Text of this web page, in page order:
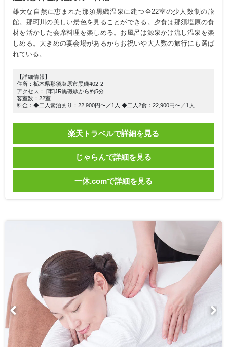
雄大な自然に恵まれた那須黒磯温泉に建つ全22室の少人数制の旅
館。那珂川の美しい景色を見ることができる。夕食は那須塩原の食
材を活かした会席料理を楽しめる。お風呂は源泉かけ流し温泉を楽
しめる。大きめの宴会場があるからお祝いや大人数の旅行にも選ば
れている。
【詳細情報】
住所：栃木県那須塩原市黒磯402-2
アクセス： [車]JR黒磯駅から約5分
客室数：22室
料金：◆二人素泊まり：22,900円〜／1人 ◆二人2食：22,900円〜／1人
楽天トラベルで詳細を見る
じゃらんで詳細を見る
一休.comで詳細を見る